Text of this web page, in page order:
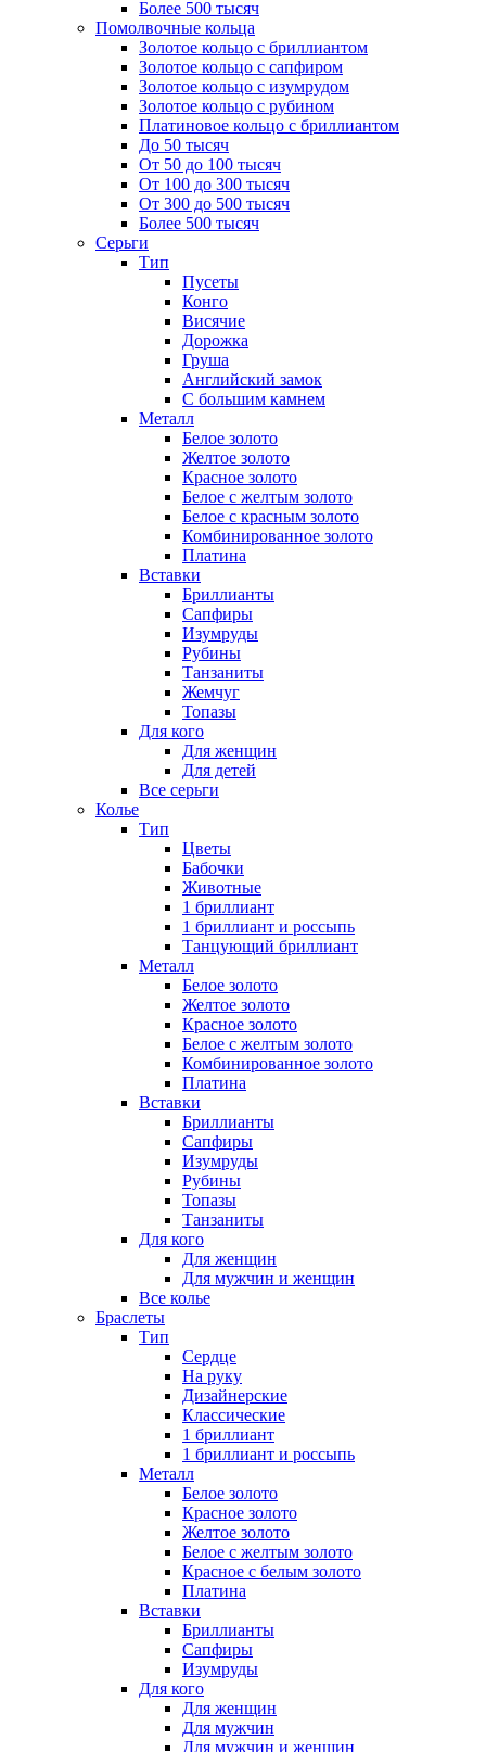
Более 500 тысяч
Помолвочные кольца
Золотое кольцо с бриллиантом
Золотое кольцо с сапфиром
Золотое кольцо с изумрудом
Золотое кольцо с рубином
Платиновое кольцо с бриллиантом
До 50 тысяч
От 50 до 100 тысяч
От 100 до 300 тысяч
От 300 до 500 тысяч
Более 500 тысяч
Серьги
Тип
Пусеты
Конго
Висячие
Дорожка
Груша
Английский замок
С большим камнем
Металл
Белое золото
Желтое золото
Красное золото
Белое с желтым золото
Белое с красным золото
Комбинированное золото
Платина
Вставки
Бриллианты
Сапфиры
Изумруды
Рубины
Танзаниты
Жемчуг
Топазы
Для кого
Для женщин
Для детей
Все серьги
Колье
Тип
Цветы
Бабочки
Животные
1 бриллиант
1 бриллиант и россыпь
Танцующий бриллиант
Металл
Белое золото
Желтое золото
Красное золото
Белое с желтым золото
Комбинированное золото
Платина
Вставки
Бриллианты
Сапфиры
Изумруды
Рубины
Топазы
Танзаниты
Для кого
Для женщин
Для мужчин и женщин
Все колье
Браслеты
Тип
Сердце
На руку
Дизайнерские
Классические
1 бриллиант
1 бриллиант и россыпь
Металл
Белое золото
Красное золото
Желтое золото
Белое с желтым золото
Красное с белым золото
Платина
Вставки
Бриллианты
Сапфиры
Изумруды
Для кого
Для женщин
Для мужчин
Для мужчин и женщин